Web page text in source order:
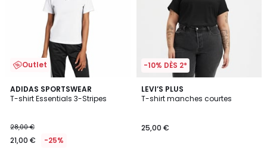
Outlet
ADIDAS SPORTSWEAR
T-shirt Essentials 3-Stripes
28,00 €
21,00 € -25%
4,8
/ 5
-10% DÈS 2*
LEVI’S PLUS
T-shirt manches courtes
25,00 €
4,7
/ 5
2
Couleurs